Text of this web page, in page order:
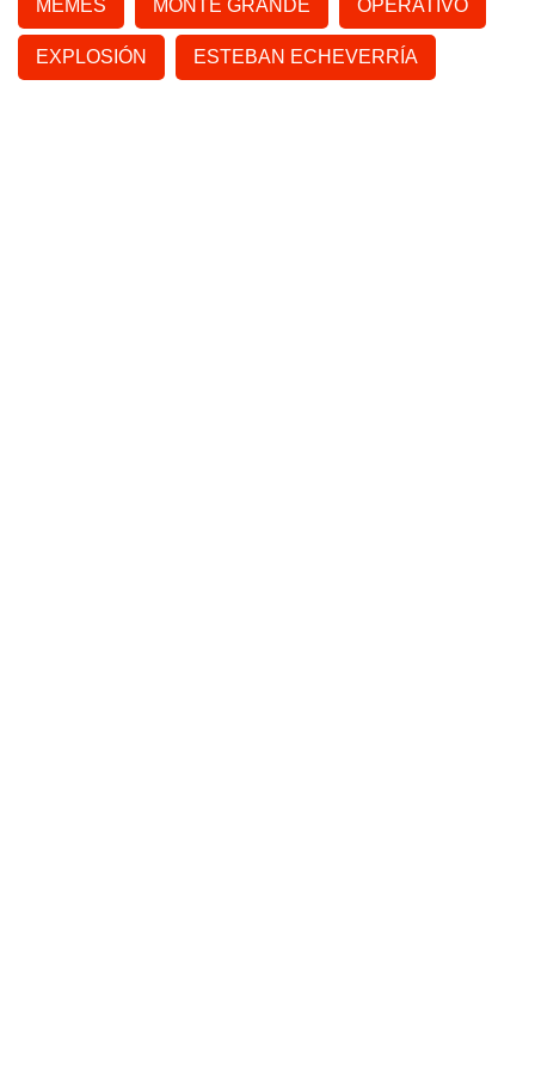
MEMES MONTE GRANDE OPERATIVO
EXPLOSIÓN ESTEBAN ECHEVERRÍA